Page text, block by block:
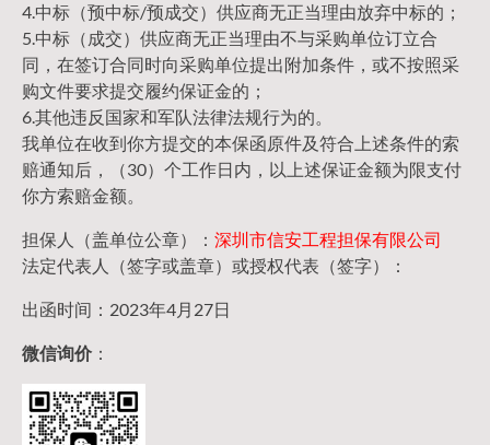
4.中标（预中标/预成交）供应商无正当理由放弃中标的；
5.中标（成交）供应商无正当理由不与采购单位订立合
同，在签订合同时向采购单位提出附加条件，或不按照采
购文件要求提交履约保证金的；
6.其他违反国家和军队法律法规行为的。
我单位在收到你方提交的本保函原件及符合上述条件的索
赔通知后，（30）个工作日内，以上述保证金额为限支付
你方索赔金额。
担保人（盖单位公章）： 深圳市信安工程担保有限公司
法定代表人（签字或盖章）或授权代表（签字）：
出函时间：2023年4月27日
微信询价：